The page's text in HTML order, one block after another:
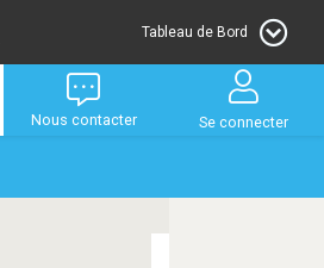
Tableau de Bord
Nous contacter Se connecter